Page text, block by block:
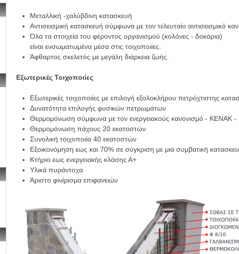
Μεταλλική -χαλύβδινη κατασκευή
Αντισεισμική κατασκευή σύμφωνα με τον τελευταίο αντισεισμικό
Όλα τα στοιχεία του φέροντος οργανισμού (κολόνες - δοκάρια)
είναι ενσωματωμένα μέσα στις τοιχοποιίες.
Άφθαρτος σκελετός με μεγάλη διάρκεια ζωής.
Εξωτερικές Τοιχοποιίες
Εξωτερικές τοιχοποιίες με επιλογή εξολοκλήρου πετρόχτιστης
Δυνατότητα επιλογής φυσικών πετρωμάτων
Θερμομόνωση σύμφωνα με τον ενεργειακούς κανονισμό - ΚΕΝΑΚ -
Θερμομόνωση πάχους 20 εκατοστών
Συνολική τοιχοποιία 40 εκατοστών
Εξοικονόμηση εως και 70% σε σύγκριση με μια συμβατική
Κτήριο εως ενεργειακής κλάσης Α+
Υλικά πυράντοχα
Άριστο φινίρισμα επιφανειών